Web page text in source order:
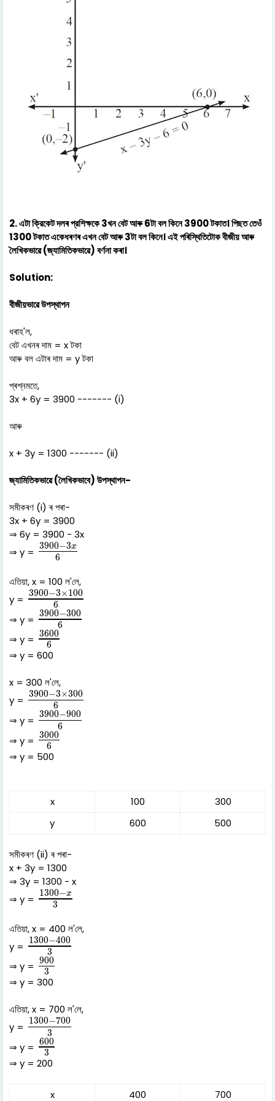
2. এটা ক্রিকেট দলৰ প্রশিক্ষকে 3খন বেট আৰু 6টা বল কিনে 3900 টকাত। পিছত তেওঁ
1300 টকাত একেধৰণৰ এখন বেট আৰু 3টা বল কিনে। এই পৰিস্থিতিটোক বীজীয় আৰু
লৈখিকভাৱে (জ্যামিতিকভাৱে) বর্ণনা কৰা।
Solution:
বীজীয়ভাৱে উপস্থাপন
ধৰাহ'ল,
বেট এখনৰ দাম = x টকা
আৰু বল এটাৰ দাম = y টকা
প্ৰশ্নমতে,
3x + 6y = 3900 ------- (i)
আৰু
x + 3y = 1300 ------- (ii)
জ্যামিতিকভাৱে (লৈখিকভাবে) উপস্থাপন-
সমীকৰণ (i) ৰ পৰা-
3x + 6y = 3900
⇒ 6y = 3900 - 3x
⇒ y = 3900−3x
6
3900 −3x6
এতিয়া, x = 100 ল'লে,
y = 3900−3×100
6
3900−3×100
⇒ y = 3900−300
6
3900 −300
⇒ y = 3600
6
3600
⇒ y = 600
x = 300 ল'লে,
y = 3900−3×300
6
3900−3×300
⇒ y = 3900−900
6
3900 −900
⇒ y = 3000
6
3000
⇒ y = 500
x 100
300
y
600 500
সমীকৰণ (ii) ৰ পৰা-
x + 3y = 1300
⇒ 3y = 1300 - x
⇒ y =
1300−x
3
1300− x3
এতিয়া, x = 400 ল'লে,
y =
1300−400
3
1300−4003
⇒ y = 900
3
900
⇒ y = 300
এতিয়া, x = 700 ল'লে,
y =
1300−700
3
1300−7003
⇒ y = 600
3
600
⇒ y = 200
x 400 700